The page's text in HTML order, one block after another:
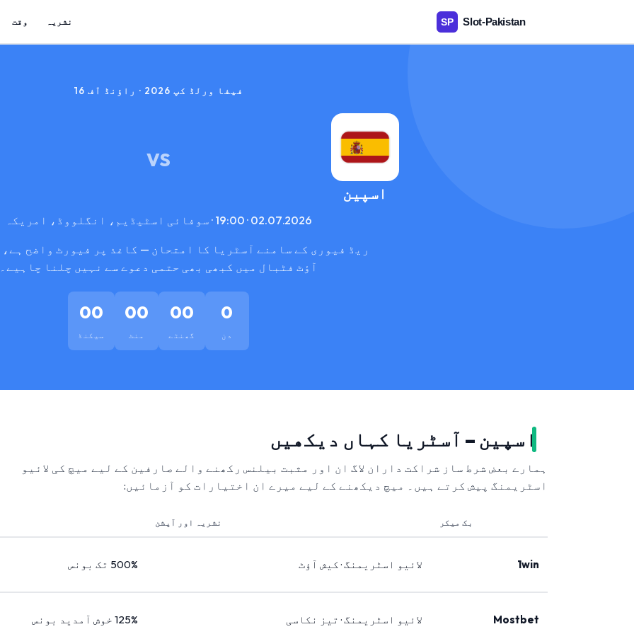
نشریہ وقت
فیفا ورلڈ کپ 2026 · راؤنڈ آف 16
اسپین
VS
02.07.2026 · 19:00 · سوفائی اسٹیڈیم، انگلووڈ، امریکہ
ریڈ فیوری کے سامنے آسٹریا کا امتحان — کاغذ پر فیورٹ واضح
آؤٹ فٹبال میں کبھی بھی حتمی دعوے سے نہیں چلنا چاہیے۔
0
دن
00
گھنٹے
00
منٹ
00
سیکنڈ
اسپین – آسٹریا کہاں دیکھیں
ہمارے بعض شرط ساز شراکت داران لاگ ان اور مثبت بیلنس رکھنے والے صارفین کے لیے میچ کی لائیو
اسٹریمنگ پیش کرتے ہیں۔ میچ دیکھنے کے لیے میرے ان اختیارات کو آزمائیں:
بک میکر نشریہ اور آپشن
1win لائیو اسٹریمنگ · کیش آؤٹ 500% تک بونس
Mostbet لائیو اسٹریمنگ · تیز نکاسی 125% خوش آمدید بونس